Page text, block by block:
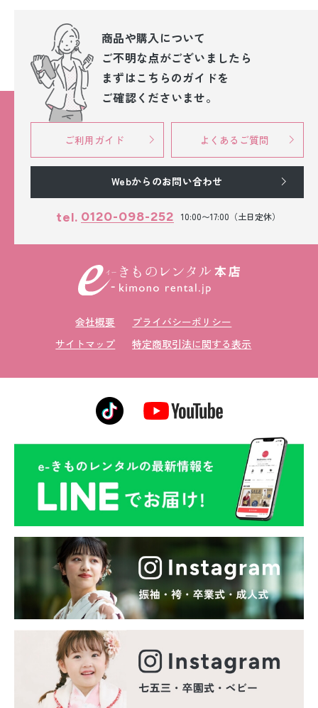
商品や購入について
ご不明な点がございましたら
まずはこちらのガイドを
ご確認くださいませ。
ご利用ガイド よくあるご質問
Webからのお問い合わせ
tel. 0120-098-252 10:00〜17:00（土日定休）
会社概要
プライバシーポリシー
サイトマップ
特定商取引法に関する表示